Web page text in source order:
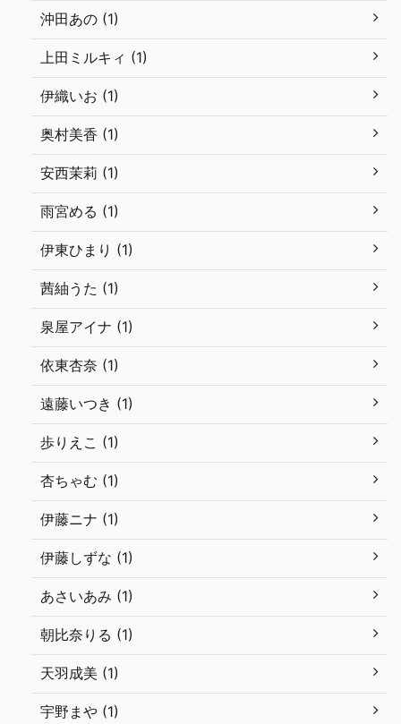
沖田あの (1)
上田ミルキィ (1)
伊織いお (1)
奥村美香 (1)
安西茉莉 (1)
雨宮める (1)
伊東ひまり (1)
茜紬うた (1)
泉屋アイナ (1)
依東杏奈 (1)
遠藤いつき (1)
歩りえこ (1)
杏ちゃむ (1)
伊藤ニナ (1)
伊藤しずな (1)
あさいあみ (1)
朝比奈りる (1)
天羽成美 (1)
宇野まや (1)